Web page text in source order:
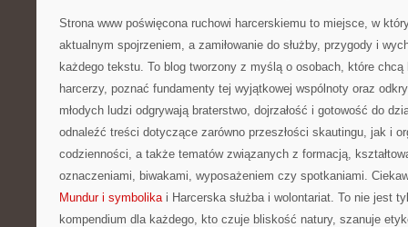
Strona www poświęcona ruchowi harcerskiemu to miejsce, w
aktualnym spojrzeniem, a zamiłowanie do służby, przygody i
każdego tekstu. To blog tworzony z myślą o osobach, które
harcerzy, poznać fundamenty tej wyjątkowej wspólnoty oraz
młodych ludzi odgrywają braterstwo, dojrzałość i gotowość do
odnaleźć treści dotyczące zarówno przeszłości skautingu, jak i
codzienności, a także tematów związanych z formacją,
oznaczeniami, biwakami, wyposażeniem czy spotkaniami.
Mundur i symbolikai Harcerska służba i wolontariat. To nie jest
kompendium dla każdego, kto czuje bliskość natury, szanuje